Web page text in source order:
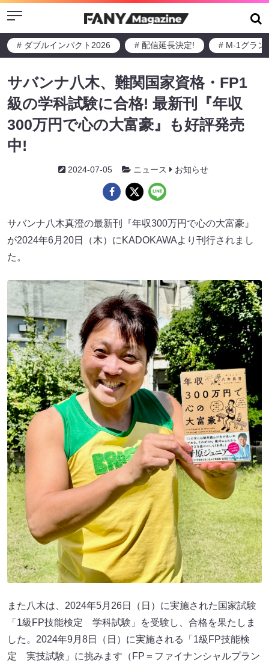
Menu
# ダブルインパクト2026 # 配信延長決定! # M-1グラン
サバンナ八木、難関国家資格・FP1
級の学科試験に合格! 最新刊『年収
300万円で心の大富豪』も好評発売
中!
2024-07-05 ニュース お知らせ
サバンナ八木真澄の最新刊『年収300万円で心の大富豪』
が2024年6月20日（木）にKADOKAWAより刊行されまし
た。
また八木は、2024年5月26日（日）に実施された国家試験
「1級FP技能検定 学科試験」を受験し、合格を果たしま
した。2024年9月8日（日）に実施される「1級FP技能検
定 実技試験」に挑みます（FP＝ファイナンシャルプラン